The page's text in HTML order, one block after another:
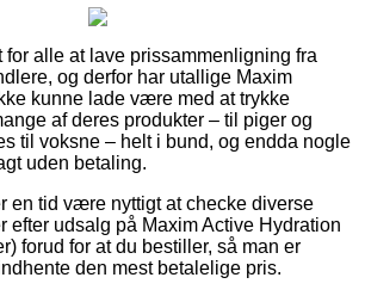
for alle at lave prissammenligning fra
og derfor har utallige Maxim
kunne lade være med at trykke
af deres produkter – til piger og
til voksne – helt i bund, og endda nogle
uden betaling.
en tid være nyttigt at checke diverse
efter udsalg på Maxim Active Hydration
forud for at du bestiller, så man er
den mest betalelige pris.